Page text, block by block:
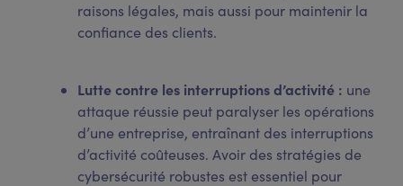
raisons légales, mais aussi pour maintenir la
confiance des clients.
Lutte contre les interruptions d’activité : une
attaque réussie peut paralyser les opérations
d’une entreprise, entraînant des interruptions
d’activité coûteuses. Avoir des stratégies de
cybersécurité robustes est essentiel pour